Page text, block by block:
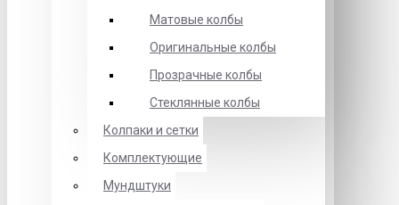
Матовые колбы
Оригинальные колбы
Прозрачные колбы
Стеклянные колбы
Колпаки и сетки
Комплектующие
Мундштуки